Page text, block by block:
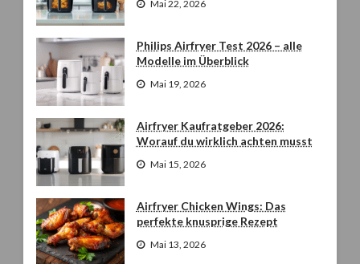
Mai 22, 2026
Philips Airfryer Test 2026 – alle
Modelle im Überblick
Mai 19, 2026
Airfryer Kaufratgeber 2026:
Worauf du wirklich achten musst
Mai 15, 2026
Airfryer Chicken Wings: Das
perfekte knusprige Rezept
Mai 13, 2026